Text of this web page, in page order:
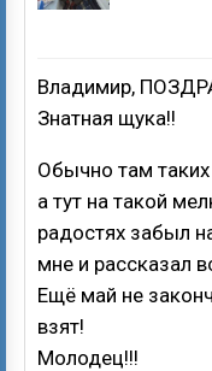
Владимир,
Знатная щука!!
Обычно там
а тут на такой
радостях забыл
мне и рассказал
Ещё май не
взят!
Молодец!!!